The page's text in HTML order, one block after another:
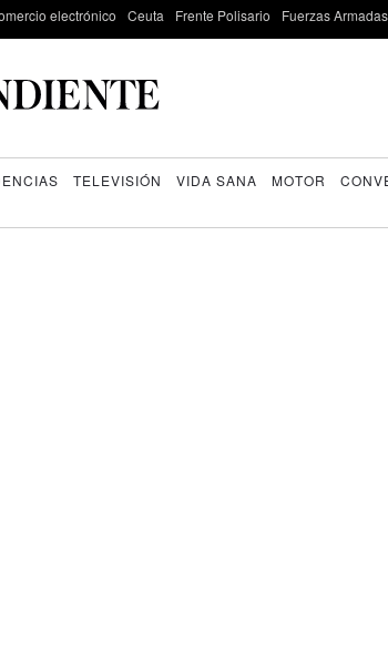
electrónico Ceuta Frente Polisario Fuerzas
TELEVISIÓN VIDA SANA MOTOR